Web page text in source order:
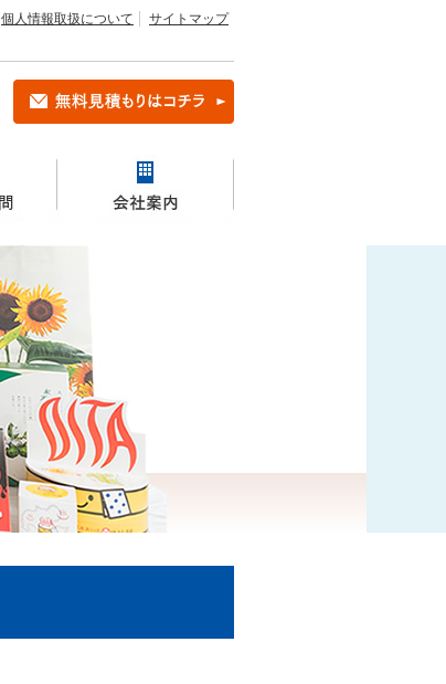
個人情報取扱について サイトマップ